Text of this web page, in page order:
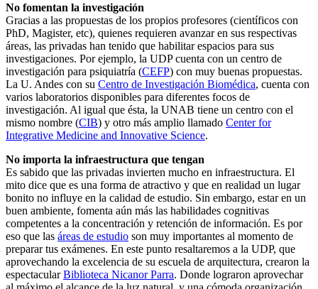
No fomentan la investigación
Gracias a las propuestas de los propios profesores (científicos con
PhD, Magister, etc), quienes requieren avanzar en sus respectivas
áreas, las privadas han tenido que habilitar espacios para sus
investigaciones. Por ejemplo, la UDP cuenta con un centro de
investigación para psiquiatría (CEFP) con muy buenas propuestas.
La U. Andes con su Centro de Investigación Biomédica, cuenta con
varios laboratorios disponibles para diferentes focos de
investigación. Al igual que ésta, la UNAB tiene un centro con el
mismo nombre (CIB) y otro más amplio llamado Center for
Integrative Medicine and Innovative Science.
No importa la infraestructura que tengan
Es sabido que las privadas invierten mucho en infraestructura. El
mito dice que es una forma de atractivo y que en realidad un lugar
bonito no influye en la calidad de estudio. Sin embargo, estar en un
buen ambiente, fomenta aún más las habilidades cognitivas
competentes a la concentración y retención de información. Es por
eso que las áreas de estudio son muy importantes al momento de
preparar tus exámenes. En este punto resaltaremos a la UDP, que
aprovechando la excelencia de su escuela de arquitectura, crearon la
espectacularBiblioteca Nicanor Parra. Donde lograron aprovechar